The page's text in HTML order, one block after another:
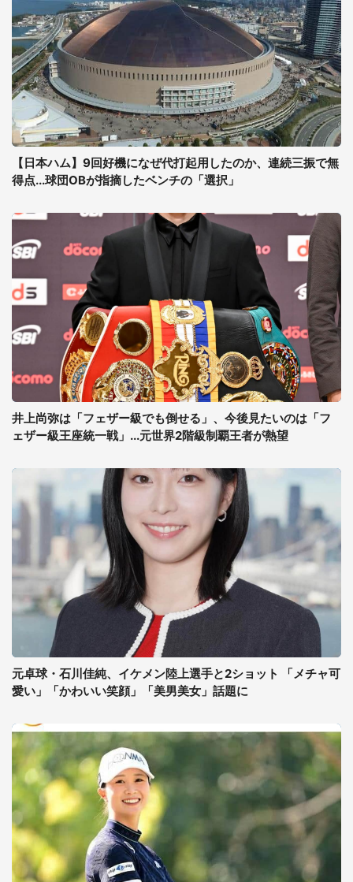
【日本ハム】9回好機になぜ代打起用したのか、連続三振で無
得点...球団OBが指摘したベンチの「選択」
井上尚弥は「フェザー級でも倒せる」、今後見たいのは「フ
ェザー級王座統一戦」...元世界2階級制覇王者が熱望
元卓球・石川佳純、イケメン陸上選手と2ショット 「メチャ可
愛い」「かわいい笑顔」「美男美女」話題に